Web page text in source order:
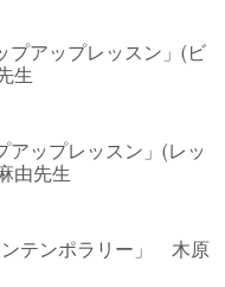
プアップレッスン」(ビ
生
アップレッスン」(レッ
由先生
ンテンポラリー」 木原